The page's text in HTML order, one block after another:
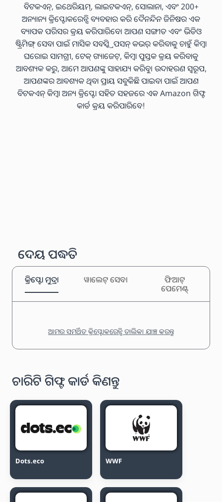
ବିଟକଏନ୍, ଇଥେରିୟମ୍, ଲାଇଟକଏନ୍, ସୋଲାନା, ଏବଂ 200+
ଅନ୍ୟାନ୍ୟ କ୍ରିପ୍ଟୋକରେନ୍ସି ବ୍ୟବହାର କରି ଦୈନନ୍ଦିନ ଜିନିଷର ଏକ
ବ୍ୟାପକ ପରିସର କ୍ରୟ କରିପାରିବେ। ଆପଣ ସଙ୍ଗୀତ ଏବଂ ଭିଡିଓ
ଷ୍ଟ୍ରିମିଙ୍ଗ୍ ସେବା ପାଇଁ ମାସିକ ସବସ୍କ୍ରିପସନ୍ କଭର୍ କରିବାକୁ ଚାହୁଁ କିମ୍ବା
ଘରୋଇ ସାମଗ୍ରୀ, ଟେକ୍ ଗ୍ୟାଜେଟ୍, କିମ୍ବା ପୁସ୍ତକ କ୍ରୟ କରିବାକୁ
ଆବଶ୍ୟକ କରୁ, ଆମେ ଆପଣଙ୍କୁ ସାହାଯ୍ୟ କରିବୁ। ଉଦାହରଣ ସ୍ୱରୂପ,
ଆପଣଙ୍କର ଆବଶ୍ୟକ ଥିବା ପ୍ରାୟ ସବୁକିଛି ପାଇବା ପାଇଁ ଆପଣ
ବିଟକଏନ୍ କିମ୍ବା ଅନ୍ୟ କ୍ରିପ୍ଟୋ ସହିତ ସହଜରେ ଏକ Amazon ଗିଫ୍ଟ
କାର୍ଡ କ୍ରୟ କରିପାରିବେ!
ଦେୟ ପଦ୍ଧତି
କ୍ରିପ୍ଟୋ ମୁଦ୍ରା ୱାଲେଟ୍ ସେବା
ଫିଆଟ୍
ପେମେଣ୍ଟ୍
ଆମର ସମର୍ଥିତ କ୍ରିପ୍ଟୋକରେନ୍ସି ତାଲିକା ଯାଞ୍ଚ କରନ୍ତୁ
ଚାରିଟି ଗିଫ୍ଟ କାର୍ଡ କିଣନ୍ତୁ
Dots.eco WWF